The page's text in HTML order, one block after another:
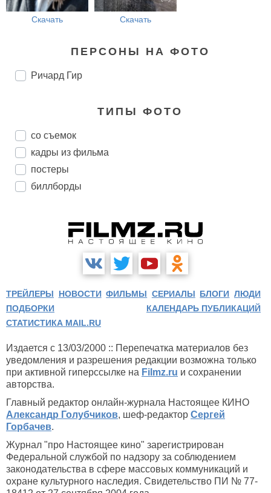
Скачать Скачать
ПЕРСОНЫ НА ФОТО
Ричард Гир
ТИПЫ ФОТО
со съемок
кадры из фильма
постеры
биллборды
ТРЕЙЛЕРЫ НОВОСТИ ФИЛЬМЫ СЕРИАЛЫ БЛОГИ ЛЮДИ
ПОДБОРКИ
КАЛЕНДАРЬ ПУБЛИКАЦИЙ
СТАТИСТИКА MAIL.RU
Издается с 13/03/2000 :: Перепечатка материалов без
уведомления и разрешения редакции возможна только
при активной гиперссылке на Filmz.ru и сохранении
авторства.
Главный редактор онлайн-журнала Настоящее КИНО
Александр Голубчиков, шеф-редактор Сергей
Горбачев.
Журнал "про Настоящее кино" зарегистрирован
Федеральной службой по надзору за соблюдением
законодательства в сфере массовых коммуникаций и
охране культурного наследия. Свидетельство ПИ № 77-